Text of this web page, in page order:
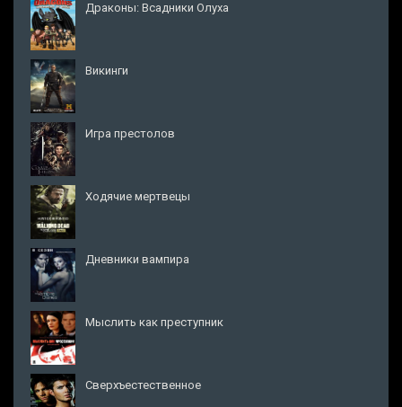
Драконы: Всадники Олуха
Викинги
Игра престолов
Ходячие мертвецы
Дневники вампира
Мыслить как преступник
Сверхъестественное